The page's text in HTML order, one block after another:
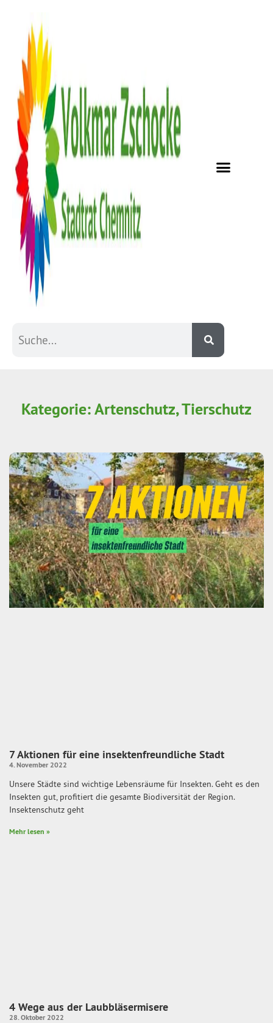
Kategorie: Artenschutz, Tierschutz
7 Aktionen für eine insektenfreundliche Stadt
4. November 2022
Unsere Städte sind wichtige Lebensräume für Insekten. Geht es den
Insekten gut, profitiert die gesamte Biodiversität der Region.
Insektenschutz geht
Mehr lesen »
4 Wege aus der Laubbläsermisere
28. Oktober 2022